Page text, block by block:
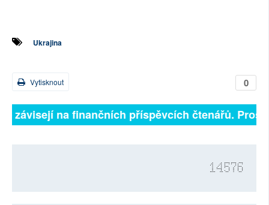
Ukrajina
0
Vytisknout
závisejí na finančních příspěvcích čtenářů.
14576